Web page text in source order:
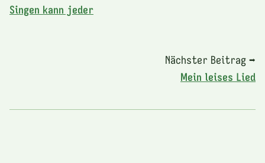
Singen kann jeder
Nächster Beitrag ➡
Mein leises Lied